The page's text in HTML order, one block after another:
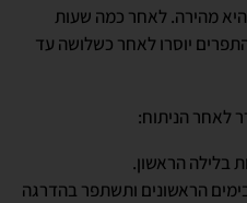
מהירה. לאחר כמה שעות
יוסרו לאחר כשלושה עד
לאחר הניתוח:
בלילה הראשון.
הראשונים ותשתפר בהדרגה